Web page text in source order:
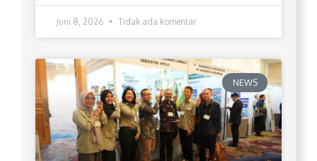
Juni 8, 2026 Tidak ada komentar
NEWS